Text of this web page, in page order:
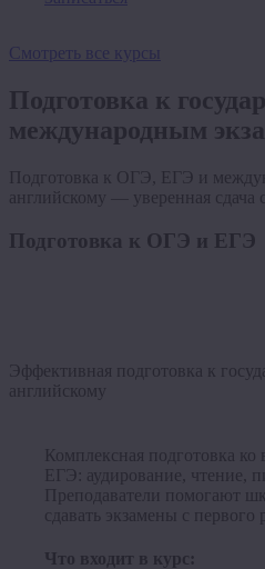
Смотреть все курсы
Подготовка к
международным
Подготовка к ОГЭ, ЕГЭ и
английскому — уверенная сдача
Подготовка к ОГЭ и ЕГЭ
Эффективная подготовка к
английскому
Комплексная подготовка
ЕГЭ: аудирование, чтение,
Преподаватели помогают
сдавать экзамены с первого
Что входит в курс: